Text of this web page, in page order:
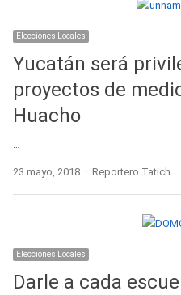
Elecciones Locales
Yucatán será
proyectos de
Huacho
23 mayo, 2018 Author
Reportero Tatich
Elecciones Locales
Darle a cada